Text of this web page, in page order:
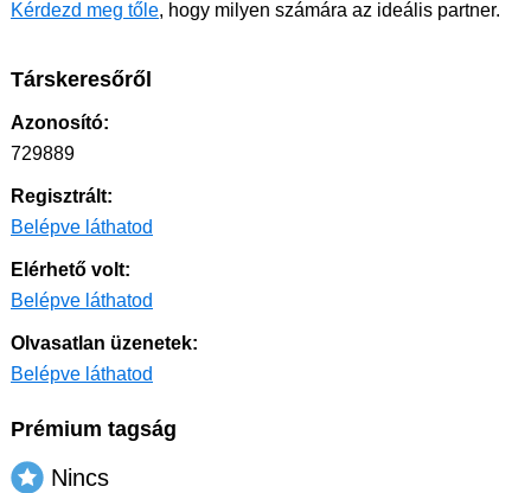
Kérdezd meg tőle, hogy milyen számára az ideális partner.
Társkeresőről
Azonosító:
729889
Regisztrált:
Belépve láthatod
Elérhető volt:
Belépve láthatod
Olvasatlan üzenetek:
Belépve láthatod
Prémium tagság
Nincs